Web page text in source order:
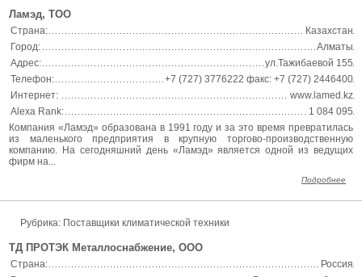
Ламэд, ТОО
Страна:
Казахстан
Город:
Алматы
Адрес:
ул.Тажибаевой 155
Телефон:
+7 (727) 3776222 факс: +7 (727) 2446400
Интернет:
www.lamed.kz
Alexa Rank:
1 084 095
Компания «Ламэд» образована в 1991 году и за это время превратилась
из маленького предприятия в крупную торгово-производственную
компанию. На сегодняшний день «Ламэд» является одной из ведущих
фирм на...
Подробнее
Рубрика: Поставщики климатической техники
ТД ПРОТЭК Металлоснабжение, ООО
Страна:
Россия